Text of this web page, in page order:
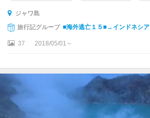
ジャワ島
旅行記グループ ■海外逃亡１５■→インドネシア
37 2018/05/01～